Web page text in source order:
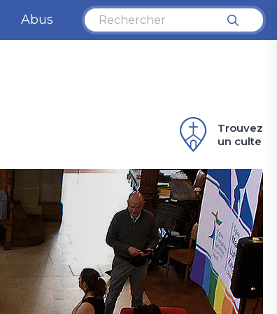
Abus
Trouvez
un culte